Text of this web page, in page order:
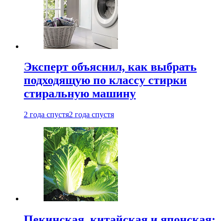
Эксперт объяснил, как выбрать
подходящую по классу стирки
стиральную машину
2 года спустя2 года спустя